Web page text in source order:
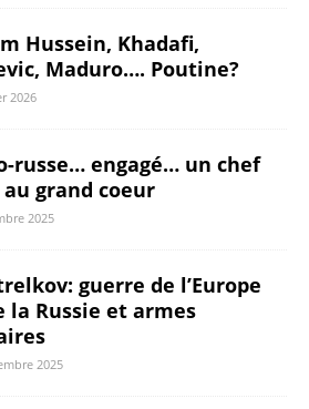
Hussein, Khadafi,
Maduro…. Poutine?
2026
russe… engagé… un chef
grand coeur
2025
guerre de l’Europe
la Russie et armes
2025